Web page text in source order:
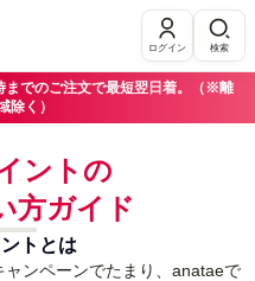
ログイン 検索
までのご注文で最短翌日着。（※離
除く）
ントの
方ガイド
トとは
ャンペーンでたまり、anataeで